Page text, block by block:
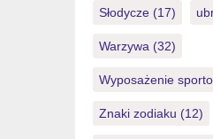
Słodycze(17)
Warzywa(32)
Wyposażenie
Znaki zodiaku (12)